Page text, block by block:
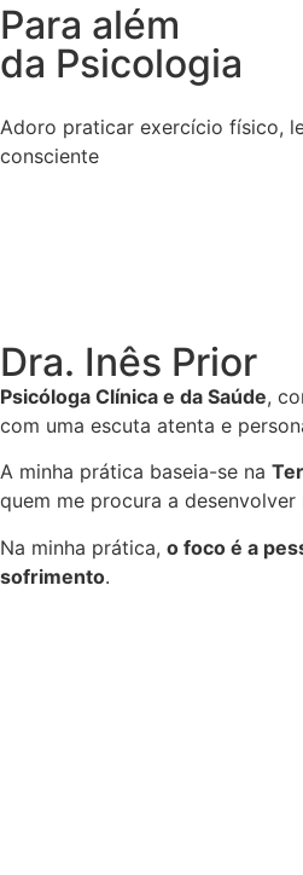
Para além
da Psicologia
Adoro praticar exercício físico,
consciente
Dra. Inês Prior
Psicóloga Clínica e da Saúde,
com uma escuta atenta e
A minha prática baseia-se na
quem me procura a
Na minha prática, o foco é a
sofrimento.